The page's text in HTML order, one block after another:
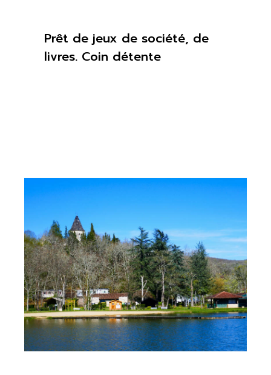
Prêt de jeux de société, de
livres. Coin détente